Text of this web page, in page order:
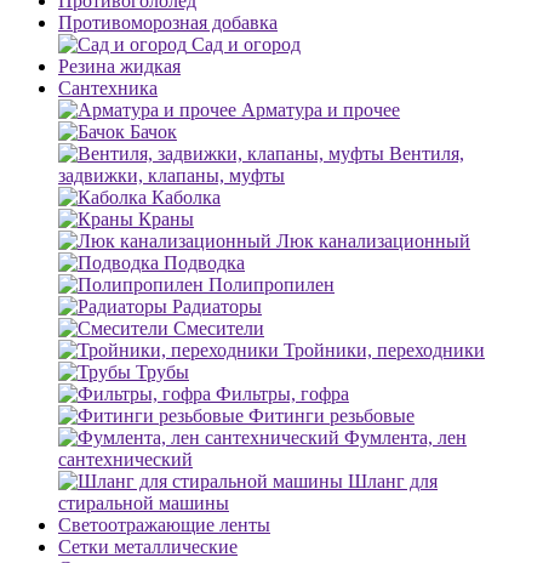
Противоморозная добавка
Сад и огород
Резина жидкая
Сантехника
Арматура и прочее
Бачок
Вентиля,
задвижки, клапаны, муфты
Каболка
Краны
Люк канализационный
Подводка
Полипропилен
Радиаторы
Смесители
Тройники, переходники
Трубы
Фильтры, гофра
Фитинги резьбовые
Фумлента, лен
сантехнический
Шланг для
стиральной машины
Светоотражающие ленты
Сетки металлические